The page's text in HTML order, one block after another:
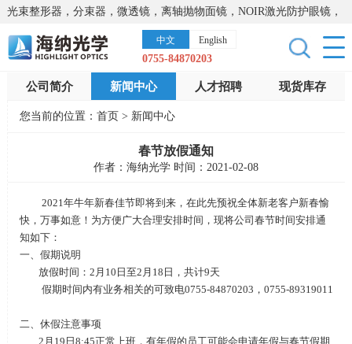
光束整形器，分束器，微透镜，离轴抛物面镜，NOIR激光防护眼镜，
太阳能模拟器，显微镜载物台，激光器，光谱仪，红外热像仪，激光
晶体
中文 English
0755-84870203
公司简介 新闻中心 人才招聘 现货库存
您当前的位置： 首页 > 新闻中心
春节放假通知
作者：海纳光学 时间：2021-02-08
2021年牛年新春佳节即将到来，在此先预祝全体新老客户新春愉
快，万事如意！为方便广大合理安排时间，现将公司春节时间安排通
知如下：
一、假期说明
放假时间： 2 月 10 日至2 月 18 日，共计9天
假期时间内有业务相关的可致电0755-84870203 ， 0755-89319011
二、休假注意事项
2 月 19日8:45正常上班，有年假的员工可能会申请年假与春节假期